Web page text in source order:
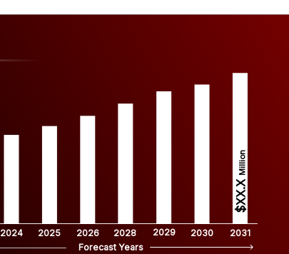
2024 2025 2026 2028 2029 2030 2031
$XX.X
Million
Forecast Years